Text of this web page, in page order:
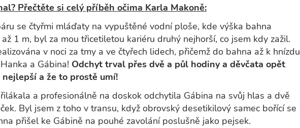
Přečtěte si celý příběh očima Karla Makoně:
se čtyřmi mláďaty na vypuštěné vodní ploše, kde výška bahna
1 m, byl za mou třicetiletou kariéru druhý nejhorší, co jsem kdy zažil.
v noci za tmy a ve čtyřech lidech, přičemž do bahna až k hnízdu
a Gábina! Odchyt trval přes dvě a půl hodiny a děvčata opět
nejlepší a že to prostě umí!
a profesionálně na doskok odchytila Gábina na svůj hlas a dvě
Byl jsem z toho v transu, když obrovský desetikilový samec bořící se
přišel ke Gábině na pouhé zavolání poslušně jako pejsek.